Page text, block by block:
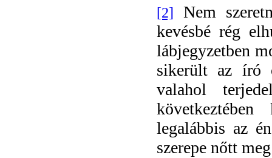
[2]
Nem
kevésbé rég
lábjegyzetben
sikerült az író
valahol
legalábbis az
szerepe nőtt